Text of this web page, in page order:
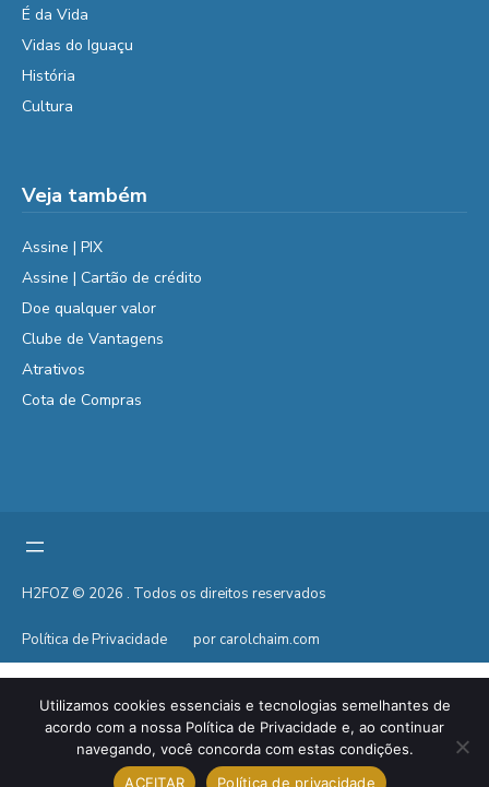
É da Vida
Vidas do Iguaçu
História
Cultura
Veja também
Assine | PIX
Assine | Cartão de crédito
Doe qualquer valor
Clube de Vantagens
Atrativos
Cota de Compras
H2FOZ © 2026 . Todos os direitos reservados
Política de Privacidade por carolchaim.com
Utilizamos cookies essenciais e tecnologias semelhantes de
acordo com a nossa Política de Privacidade e, ao continuar
navegando, você concorda com estas condições.
ACEITAR
Política de privacidade